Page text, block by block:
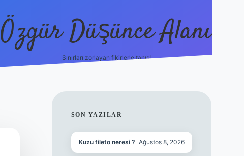
Özgür Düşünce Alanı
Sınırları zorlayan fikirlerle tanış!
SIDEBAR
SON YAZILAR
Kuzu fileto neresi ? Ağustos 8, 2026
betexper